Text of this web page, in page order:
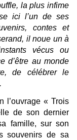
la plus infime
ici l’un de ses
contes et
il noue un à
vécus ou
d’être au monde
de célébrer le
l’ouvrage « Trois
de son dernier
famille, sur son
souvenirs de sa